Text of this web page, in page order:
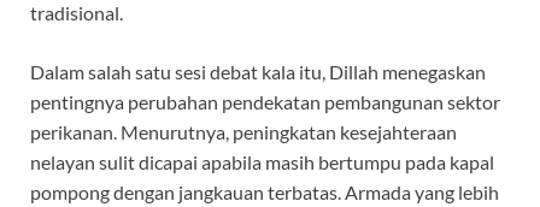
tradisional.
Dalam salah satu sesi debat kala itu, Dillah menegaskan
pentingnya perubahan pendekatan pembangunan sektor
perikanan. Menurutnya, peningkatan kesejahteraan
nelayan sulit dicapai apabila masih bertumpu pada kapal
pompong dengan jangkauan terbatas. Armada yang lebih